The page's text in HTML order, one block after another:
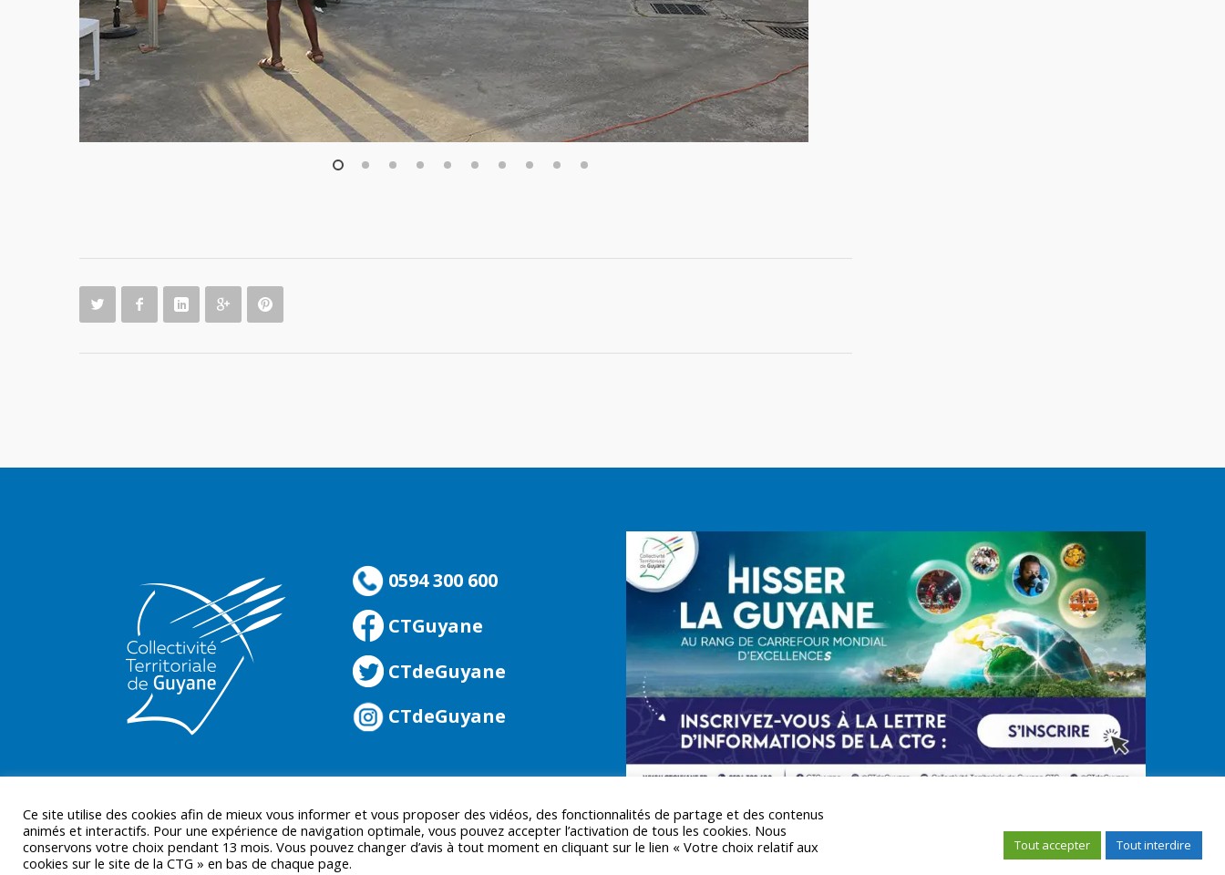
1 2 3 4 5 6 7 8 9 10
0594 300 600
CTGuyane
CTdeGuyane
CTdeGuyane
Ce site utilise des cookies afin de mieux vous informer et vous proposer des vidéos, des fonctionnalités de partage et des contenus
animés et interactifs. Pour une expérience de navigation optimale, vous pouvez accepter l’activation de tous les cookies. Nous
conservons votre choix pendant 13 mois. Vous pouvez changer d’avis à tout moment en cliquant sur le lien « Votre choix relatif aux
cookies sur le site de la CTG » en bas de chaque page.
Tout accepter Tout interdire